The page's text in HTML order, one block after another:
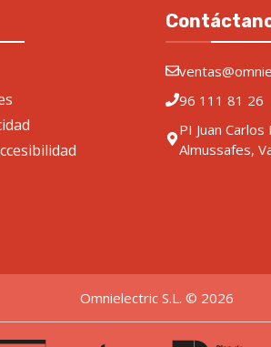
96 111 81 26
PI Juan
Almussafes,
Omnielectric S.L. © 2026